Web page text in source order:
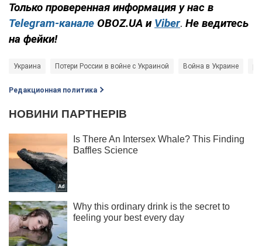
Только проверенная информация у нас в
Telegram-канале OBOZ.UA и Viber. Не ведитесь
на фейки!
Украина Потери России в войне с Украиной Война в Украине
Редакционная политика